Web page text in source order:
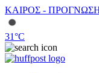
ΚΑΙΡΟΣ -
31°C